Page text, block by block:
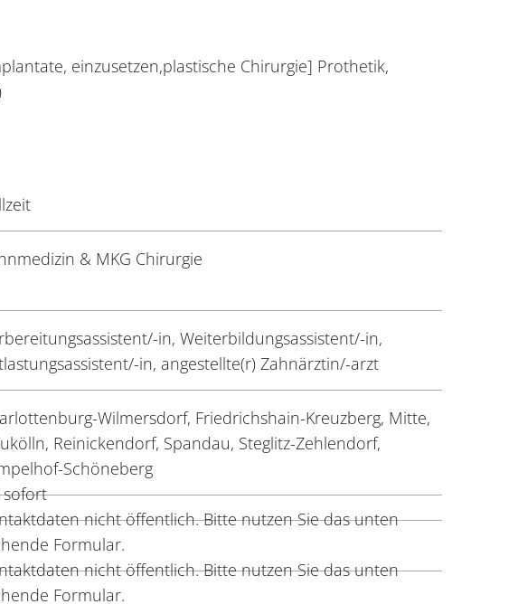
einzusetzen,plastische Chirurgie] Prothetik,
& MKG Chirurgie
in, Weiterbildungsassistent/-in,
in, angestellte(r) Zahnärztin/-arzt
Wilmersdorf, Friedrichshain-Kreuzberg, Mitte,
Reinickendorf, Spandau, Steglitz-Zehlendorf,
Schöneberg
sofort
nicht öffentlich. Bitte nutzen Sie das unten
Formular.
nicht öffentlich. Bitte nutzen Sie das unten
Formular.